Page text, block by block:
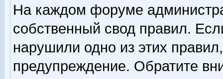
На каждом форуме
собственный свод правил.
нарушили одно из этих
предупреждение. Обратите